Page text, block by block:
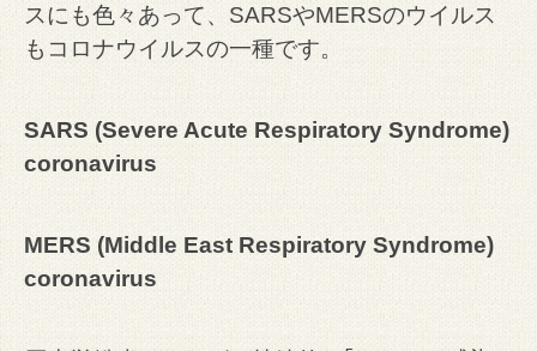
スにも色々あって、SARSやMERSのウイルス
もコロナウイルスの一種です。
SARS (Severe Acute Respiratory Syndrome)
coronavirus
MERS (Middle East Respiratory Syndrome)
coronavirus